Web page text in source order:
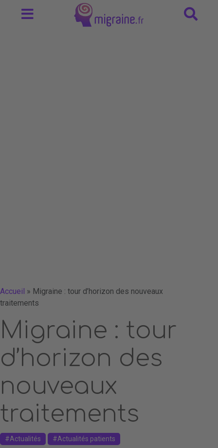
Accueil » Migraine : tour d’horizon des nouveaux
traitements
Migraine : tour
d’horizon des
nouveaux
traitements
Actualités Actualités patients